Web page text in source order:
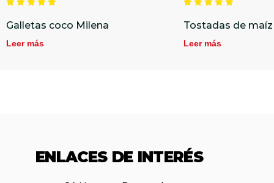
en
5.00
Galletas coco Milena
Leer más
en
5.00
Tostadas de
Leer más
ENLACES DE INTERÉS